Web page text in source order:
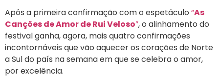
Após a primeira confirmação com o espetáculo “As
Canções de Amor de Rui Veloso”, o alinhamento do
festival ganha, agora, mais quatro confirmações
incontornáveis que vão aquecer os corações de Norte
a Sul do país na semana em que se celebra o amor,
por excelência.